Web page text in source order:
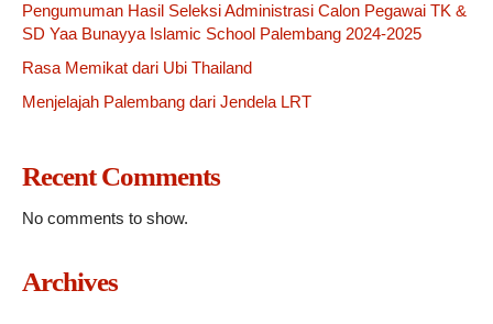
Pengumuman Hasil Seleksi Administrasi Calon Pegawai TK &
SD Yaa Bunayya Islamic School Palembang 2024-2025
Rasa Memikat dari Ubi Thailand
Menjelajah Palembang dari Jendela LRT
Recent Comments
No comments to show.
Archives